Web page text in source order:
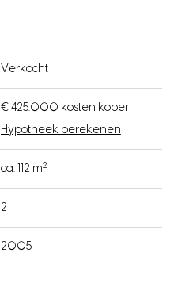
Verkocht
€ 425.000 kosten koper
Hypotheek berekenen
ca. 112 m2
2
2005